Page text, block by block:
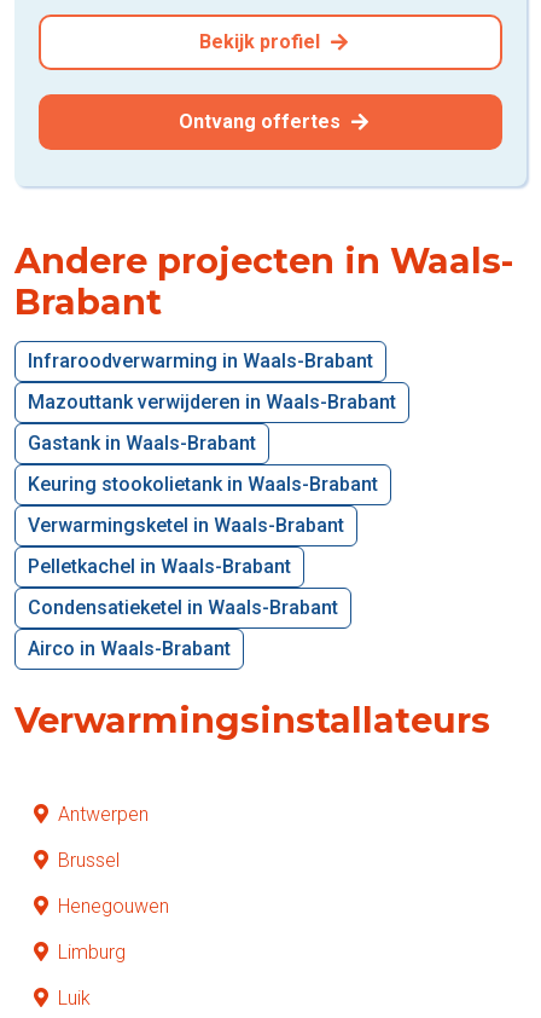
Bekijk profiel
Ontvang offertes
Andere projecten in Waals-
Brabant
Infraroodverwarming in Waals-Brabant
Mazouttank verwijderen in Waals-Brabant
Gastank in Waals-Brabant
Keuring stookolietank in Waals-Brabant
Verwarmingsketel in Waals-Brabant
Pelletkachel in Waals-Brabant
Condensatieketel in Waals-Brabant
Airco in Waals-Brabant
Verwarmingsinstallateurs
Antwerpen
Brussel
Henegouwen
Limburg
Luik